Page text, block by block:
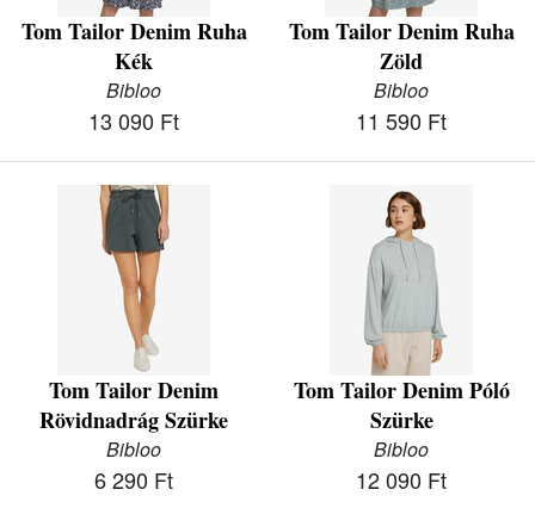
Tom Tailor Denim Ruha
Kék
Bibloo
13 090 Ft
Tom Tailor Denim Ruha
Zöld
Bibloo
11 590 Ft
Tom Tailor Denim
Rövidnadrág Szürke
Bibloo
6 290 Ft
Tom Tailor Denim Póló
Szürke
Bibloo
12 090 Ft